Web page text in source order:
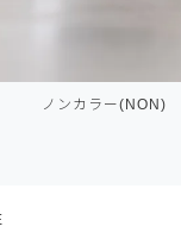
ノンカラー(NON)